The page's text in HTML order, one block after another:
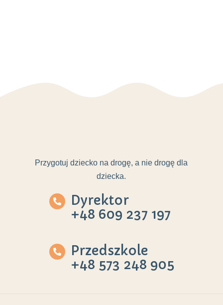
Przygotuj dziecko na drogę, a nie drogę dla
dziecka.
Dyrektor
+48 609 237 197
Przedszkole
+48 573 248 905